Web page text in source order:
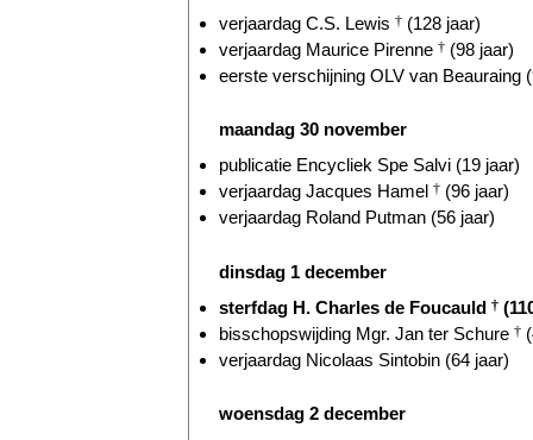
verjaardag C.S. Lewis † (128 jaar)
verjaardag Maurice Pirenne † (98 jaar)
eerste verschijning OLV van Beauraing
maandag 30 november
publicatie Encycliek Spe Salvi (19 jaar)
verjaardag Jacques Hamel † (96 jaar)
verjaardag Roland Putman (56 jaar)
dinsdag 1 december
sterfdag H. Charles de Foucauld †
bisschopswijding Mgr. Jan ter Schure †
verjaardag Nicolaas Sintobin (64 jaar)
woensdag 2 december